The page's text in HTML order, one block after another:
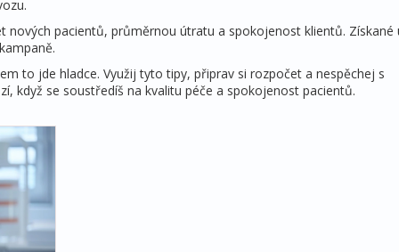
nových pacientů, průměrnou útratu a spokojenost klientů. Získané
to jde hladce. Využij tyto tipy, připrav si rozpočet a nespěchej s
když se soustředíš na kvalitu péče a spokojenost pacientů.